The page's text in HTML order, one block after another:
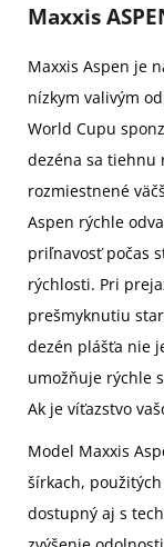
Maxxis
Maxxis Aspen je
nízkym valivým
World Cupu
dezéna sa tiehnu
rozmiestnené
Aspen rýchle
priľnavosť počas
rýchlosti. Pri
prešmyknutiu
dezén plášťa nie
umožňuje rýchle
Ak je víťazstvo
Model Maxxis
šírkach,
dostupný aj s